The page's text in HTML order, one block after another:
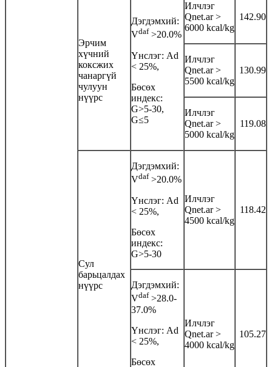
Эрчим
хүчний
коксжих
чанаргүй
чулуун
нүүрс
Дэгдэмхий:
Vdaf >20.0%
Үнслэг: Аd
< 25%,
Бөсөх
индекс:
G>5-30,
G≤5
Илчлэг
Qnet.ar >
6000 kcal/kg
142.90
Илчлэг
Qnet.ar >
5500 kcal/kg
130.99
Илчлэг
Qnet.ar >
5000 kcal/kg
119.08
Сул
барьцалдах
нүүрс
Дэгдэмхий:
Vdaf >20.0%
Үнслэг: Аd
< 25%,
Бөсөх
индекс:
G>5-30
Илчлэг
Qnet.ar >
4500 kcal/kg
118.42
Дэгдэмхий:
Vdaf >28.0-
37.0%
Үнслэг: Аd
< 25%,
Бөсөх
Илчлэг
Qnet.ar >
4000 kcal/kg
105.27